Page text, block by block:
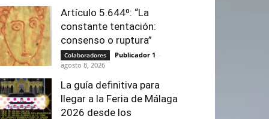
Artículo 5.644º: “La
constante tentación:
consenso o ruptura”
Colaboradores Publicador 1 -
agosto 8, 2026
La guía definitiva para
llegar a la Feria de Málaga
2026 desde los